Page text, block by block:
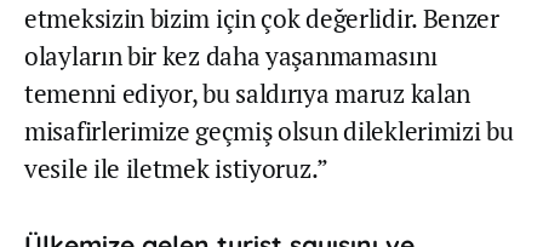
etmeksizin bizim için çok değerlidir. Benzer
olayların bir kez daha yaşanmamasını
temenni ediyor, bu saldırıya maruz kalan
misafirlerimize geçmiş olsun dileklerimizi bu
vesile ile iletmek istiyoruz.”